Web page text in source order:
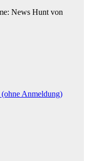
News Hunt von
Anmeldung)